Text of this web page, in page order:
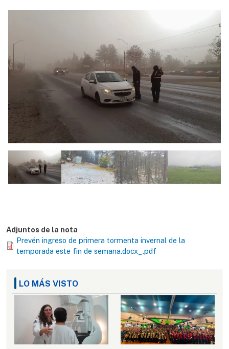
Adjuntos de la nota
Prevén ingreso de primera tormenta invernal de la
temporada este fin de semana.docx_.pdf
LO MÁS VISTO